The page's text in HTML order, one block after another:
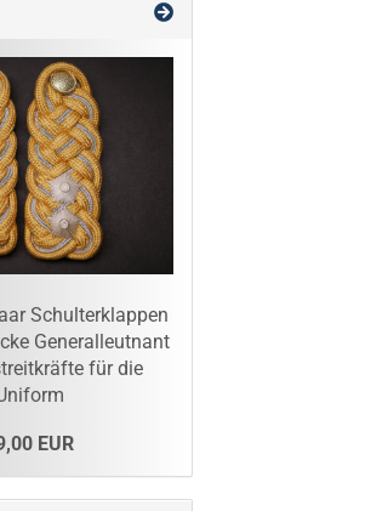
Schulterklappen
Generalleutnant
für die
EUR